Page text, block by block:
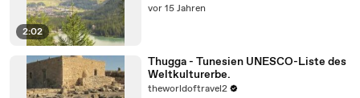
2:02
vor 15 Jahren
Thugga - Tunesien UNESCO-Liste des
Weltkulturerbe.
theworldoftravel2